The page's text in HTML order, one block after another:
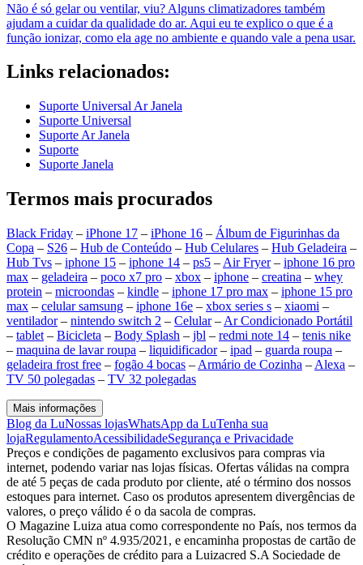
Não é só gelar ou ventilar, viu? Alguns climatizadores também
ajudam a cuidar da qualidade do ar. Aqui eu te explico o que é a
função ionizar, como ela age no ambiente e quando vale a pena usar.
Links relacionados:
Suporte Universal Ar Janela
Suporte Universal
Suporte Ar Janela
Suporte
Suporte Janela
Termos mais procurados
Black Friday – iPhone 17 – iPhone 16 – Álbum de Figurinhas da
Copa – S26 – Hub de Conteúdo – Hub Celulares – Hub Geladeira –
Hub Tvs – iphone 15 – iphone 14 – ps5 – Air Fryer– iphone 16 pro
max – geladeira – poco x7 pro – xbox – iphone – creatina – whey
protein – microondas – kindle – iphone 17 pro max – iphone 15 pro
max – celular samsung – iphone 16e – xbox series s – xiaomi –
ventilador– nintendo switch 2 – Celular– Ar Condicionado Portátil
– tablet – Bicicleta – Body Splash – jbl – redmi note 14 – tenis nike
– maquina de lavar roupa – liquidificador– ipad – guarda roupa –
geladeira frost free – fogão 4 bocas – Armário de Cozinha – Alexa –
TV 50 polegadas – TV 32 polegadas
Mais informações
Blog da LuNossas lojasWhatsApp da LuTenha sua
lojaRegulamentoAcessibilidadeSegurança e Privacidade
Preços e condições de pagamento exclusivos para compras via
internet, podendo variar nas lojas físicas. Ofertas válidas na compra
de até 5 peças de cada produto por cliente, até o término dos nossos
estoques para internet. Caso os produtos apresentem divergências de
valores, o preço válido é o da sacola de compras.
O Magazine Luiza atua como correspondente no País, nos termos da
Resolução CMN nº 4.935/2021, e encaminha propostas de cartão de
crédito e operações de crédito para a Luizacred S.A Sociedade de